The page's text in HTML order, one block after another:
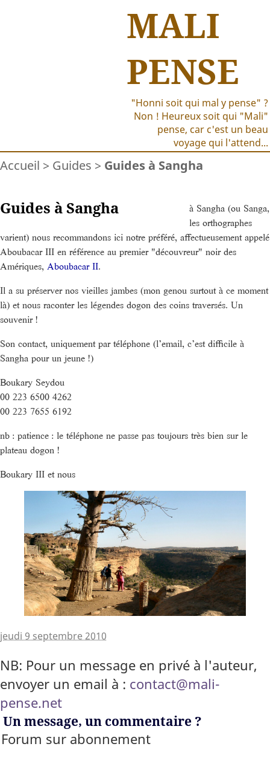
MALI
PENSE
"Honni soit qui mal y pense" ?
Non ! Heureux soit qui "Mali"
pense, car c'est un beau
voyage qui l'attend...
Accueil > Guides > Guides à Sangha
Guides à Sangha
à Sangha (ou Sanga,
les orthographes
varient) nous recommandons ici notre préféré, affectueusement appelé
Aboubacar III en référence au premier "découvreur" noir des
Amériques, Aboubacar II.
Il a su préserver nos vieilles jambes (mon genou surtout à ce moment
là) et nous raconter les légendes dogon des coins traversés. Un
souvenir !
Son contact, uniquement par téléphone (l’email, c’est difficile à
Sangha pour un jeune !)
Boukary Seydou
00 223 6500 4262
00 223 7655 6192
nb : patience : le téléphone ne passe pas toujours très bien sur le
plateau dogon !
Boukary III et nous
jeudi 9 septembre 2010
NB: Pour un message en privé à l'auteur,
envoyer un email à : contact@mali-
pense.net
Un message, un commentaire ?
Forum sur abonnement